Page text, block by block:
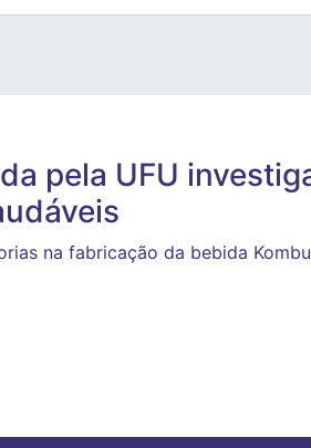
pela UFU
na fabricação da bebida